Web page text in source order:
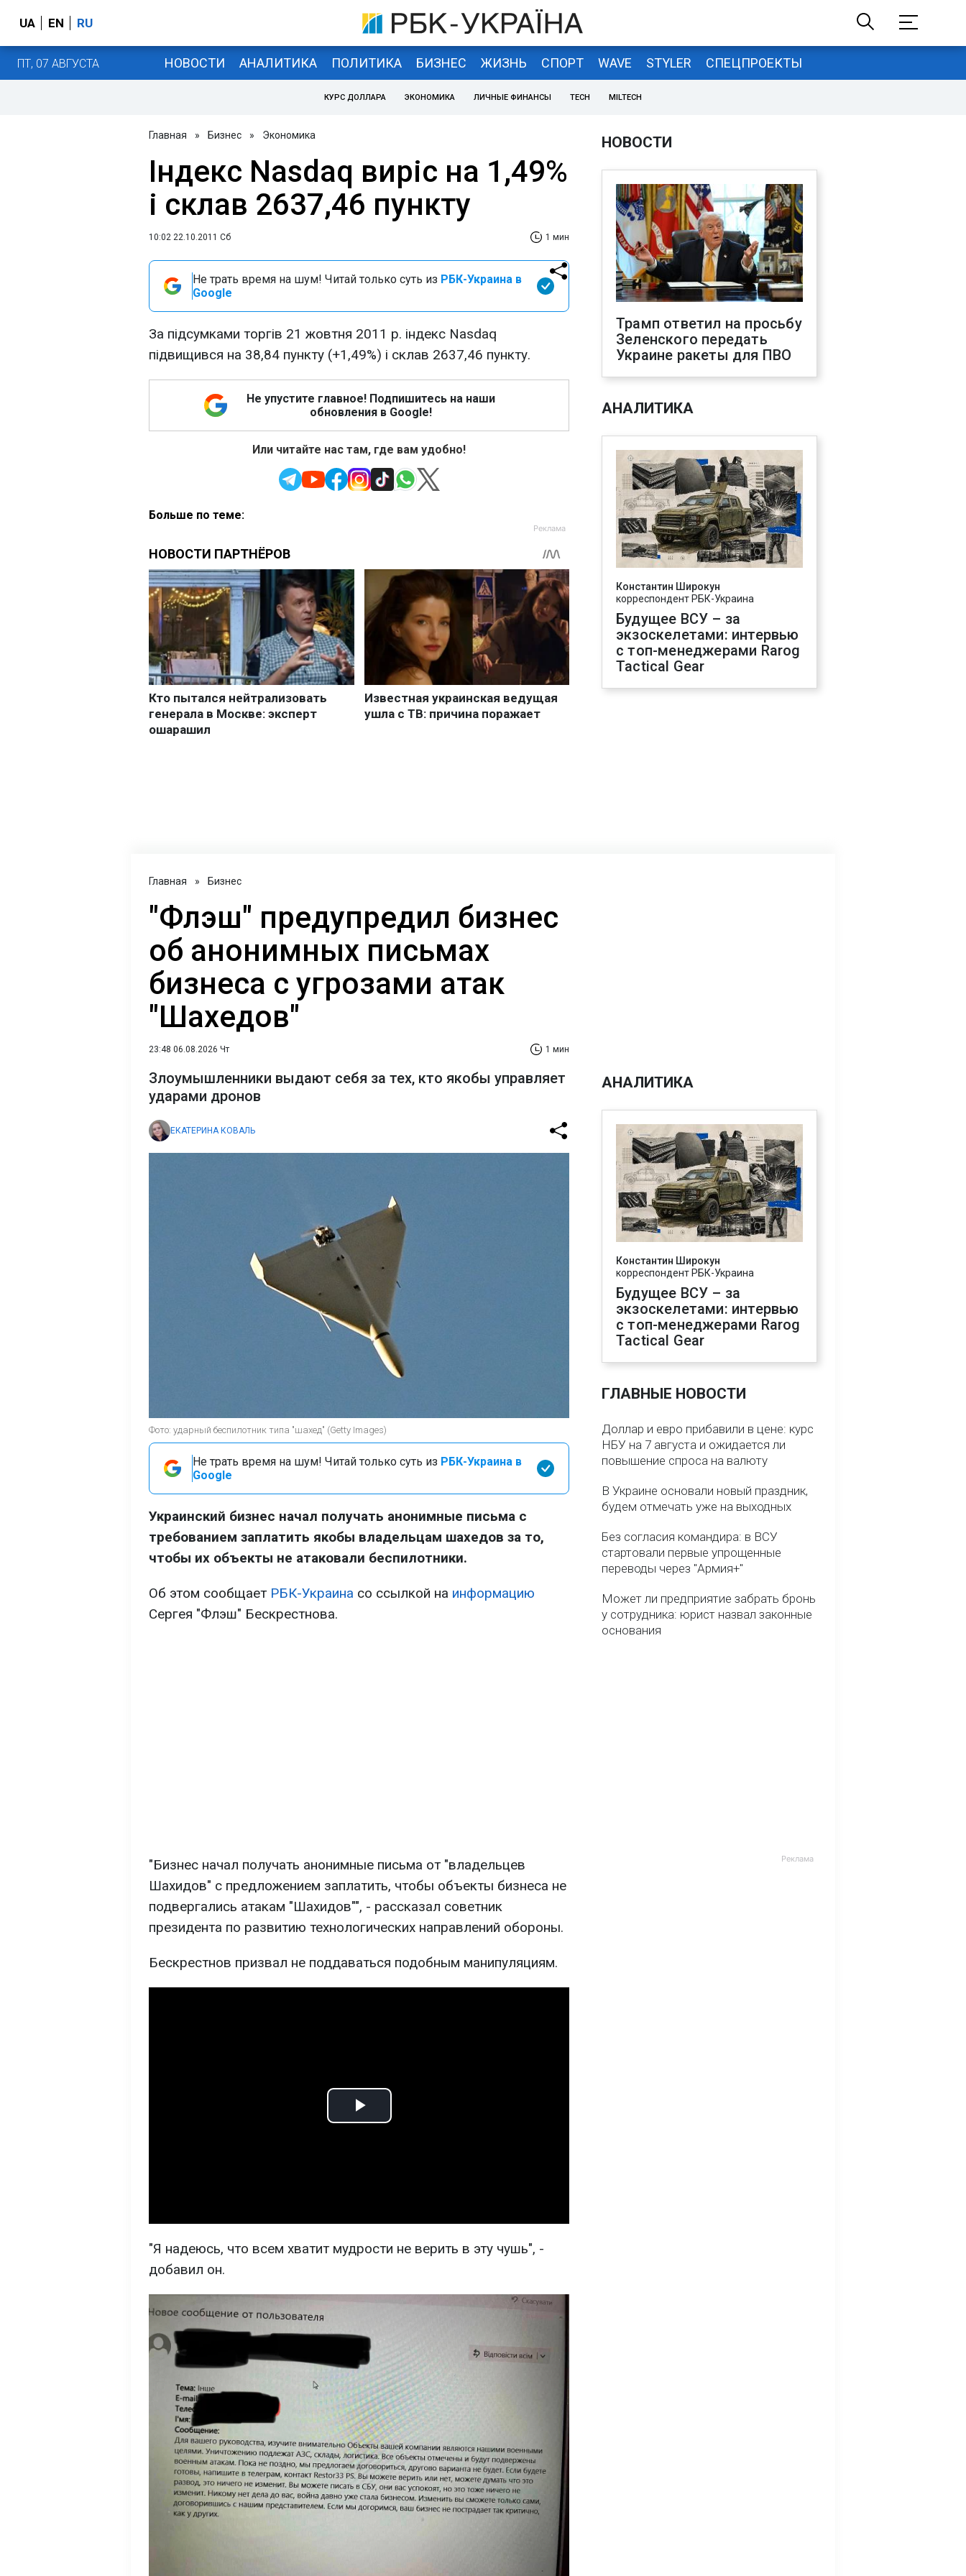
UA EN RU
ПТ, 07 АВГУСТА НОВОСТИ АНАЛИТИКА ПОЛИТИКА БИЗНЕС ЖИЗНЬ СПОРТ WAVE STYLER СПЕЦПРОЕКТЫ
КУРС ДОЛЛАРА ЭКОНОМИКА ЛИЧНЫЕ ФИНАНСЫ TECH MILTECH
Главная » Бизнес » Экономика
Індекс Nasdaq виріс на 1,49%
і склав 2637,46 пункту
10:02 22.10.2011 Сб 1 мин
Не трать время на шум! Читай только суть из РБК-Украина в
Google
За підсумками торгів 21 жовтня 2011 р. індекс Nasdaq
підвищився на 38,84 пункту (+1,49%) і склав 2637,46 пункту.
Не упустите главное! Подпишитесь на наши
обновления в Google!
Или читайте нас там, где вам удобно!
Больше по теме:
НОВОСТИ
Трамп ответил на просьбу
Зеленского передать
Украине ракеты для ПВО
АНАЛИТИКА
Константин Широкун
корреспондент РБК-Украина
Будущее ВСУ – за
экзоскелетами: интервью
с топ-менеджерами Rarog
Tactical Gear
Главная » Бизнес
"Флэш" предупредил бизнес
об анонимных письмах
бизнеса с угрозами атак
"Шахедов"
23:48 06.08.2026 Чт 1 мин
Злоумышленники выдают себя за тех, кто якобы управляет
ударами дронов
ЕКАТЕРИНА КОВАЛЬ
Фото: ударный беспилотник типа "шахед" (Getty Images)
Не трать время на шум! Читай только суть из РБК-Украина в
Google
Украинский бизнес начал получать анонимные письма с
требованием заплатить якобы владельцам шахедов за то,
чтобы их объекты не атаковали беспилотники.
Об этом сообщает РБК-Украина со ссылкой на информацию
Сергея "Флэш" Бескрестнова.
"Бизнес начал получать анонимные письма от "владельцев
Шахидов" с предложением заплатить, чтобы объекты бизнеса не
подвергались атакам "Шахидов"", - рассказал советник
президента по развитию технологических направлений обороны.
Бескрестнов призвал не поддаваться подобным манипуляциям.
Play
"Я надеюсь, что всем хватит мудрости не верить в эту чушь", -
добавил он.
АНАЛИТИКА
Константин Широкун
корреспондент РБК-Украина
Будущее ВСУ – за
экзоскелетами: интервью
с топ-менеджерами Rarog
Tactical Gear
ГЛАВНЫЕ НОВОСТИ
Доллар и евро прибавили в цене: курс
НБУ на 7 августа и ожидается ли
повышение спроса на валюту
В Украине основали новый праздник,
будем отмечать уже на выходных
Без согласия командира: в ВСУ
стартовали первые упрощенные
переводы через "Армия+"
Может ли предприятие забрать бронь
у сотрудника: юрист назвал законные
основания